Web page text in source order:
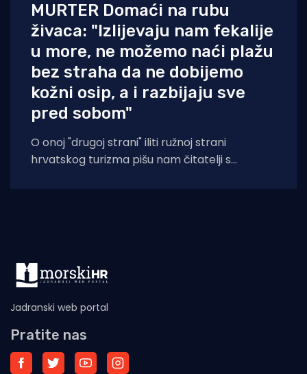
MURTER Domaći na rubu
živaca: "Izlijevaju nam fekalije
u more, ne možemo naći plažu
bez straha da ne dobijemo
kožni osip, a i razbijaju sve
pred sobom"
O onoj "drugoj strani" iliti ružnoj strani
hrvatskog turizma pišu nam čitatelji s
Jadranski web portal
Pratite nas